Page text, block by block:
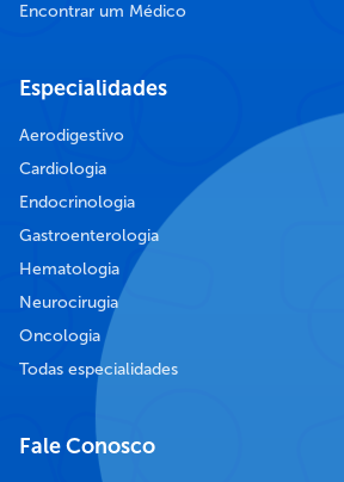
Encontrar um Médico
Especialidades
Aerodigestivo
Cardiologia
Endocrinologia
Gastroenterologia
Hematologia
Neurocirugia
Oncologia
Todas especialidades
Fale Conosco